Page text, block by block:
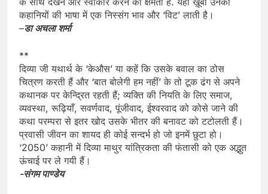
कहानियों की भाषा में एक निस्संग भाव और ‘विट’ लाती है।
–डा अचला शर्मा
**
दिव्या जी यथार्थ के ‘केऔस’ या कहें कि उसके बवाल का ठोस
चित्रण करती हैं और ‘बात बोलेगी हम नहीं’ के तो टूक ढंग से अपने
कथानक पर केन्द्रित रहती हैं; व्यक्ति की नियति के लिए समाज,
व्यवस्था, रूढ़ियाँ, सवर्णवाद, पूंजीवाद, ईश्वरवाद को कोसे जाने की
कथा परम्परा से इतर खोद उसके भीतर की बनावट को टटोलती हैं।
प्रवासी जीवन का शायद ही कोई सन्दर्भ हो जो इनमें छुटा हो।
‘2050’ कहानी में दिव्या माथुर यांत्रिकता की फंतासी को एक अद्भुत
ऊंचाई पर ले गयी हैं।
-संगम पाण्डेय